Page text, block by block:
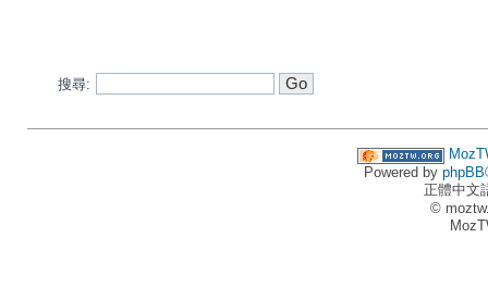
搜尋:
Powered by phpBB
正體中文
©